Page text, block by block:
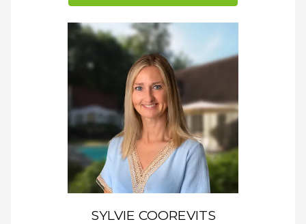
SYLVIE COOREVITS